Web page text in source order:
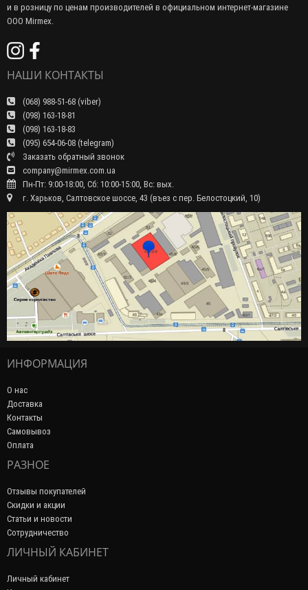
и в розницу по ценам производителей в официальном интернет-магазине
ООО Mirmex.
НАШИ КОНТАКТЫ
(068) 988-51-68 (viber)
(098) 163-18-81
(098) 163-18-83
(095) 654-06-08 (telegram)
Заказать обратный звонок
company@mirmex.com.ua
Пн-Пт: 9:00-18:00, Сб: 10:00-15:00, Вс: вых.
г. Харьков, Салтовское шоссе, 43 (въез с пер. Белостоцкий, 10)
ИНФОРМАЦИЯ
О нас
Доставка
Контакты
Самовывоз
Оплата
РАЗНОЕ
Отзывы покупателей
Скидки и акции
Статьи и новости
Сотрудничество
ЛИЧНЫЙ КАБИНЕТ
Личный кабинет